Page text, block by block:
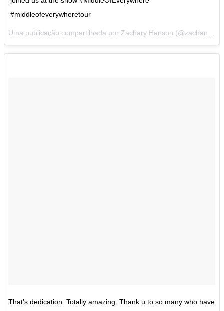
#middleofeverywheretour
That’s dedication. Totally amazing. Thank u to so many who have